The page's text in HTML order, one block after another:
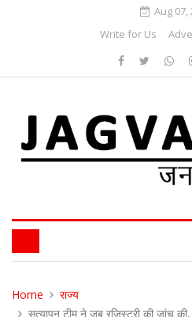
Aug 07,
Write for Us
Home
राज्य
सत्यापन टीम ने जब रजिस्ट्री की जांच